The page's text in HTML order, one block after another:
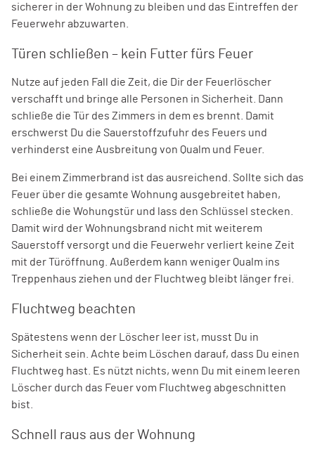
sicherer in der Wohnung zu bleiben und das Eintreffen der
Feuerwehr abzuwarten.
Türen schließen – kein Futter fürs Feuer
Nutze auf jeden Fall die Zeit, die Dir der Feuerlöscher
verschafft und bringe alle Personen in Sicherheit. Dann
schließe die Tür des Zimmers in dem es brennt. Damit
erschwerst Du die Sauerstoffzufuhr des Feuers und
verhinderst eine Ausbreitung von Qualm und Feuer.
Bei einem Zimmerbrand ist das ausreichend. Sollte sich das
Feuer über die gesamte Wohnung ausgebreitet haben,
schließe die Wohungstür und lass den Schlüssel stecken.
Damit wird der Wohnungsbrand nicht mit weiterem
Sauerstoff versorgt und die Feuerwehr verliert keine Zeit
mit der Türöffnung. Außerdem kann weniger Qualm ins
Treppenhaus ziehen und der Fluchtweg bleibt länger frei.
Fluchtweg beachten
Spätestens wenn der Löscher leer ist, musst Du in
Sicherheit sein. Achte beim Löschen darauf, dass Du einen
Fluchtweg hast. Es nützt nichts, wenn Du mit einem leeren
Löscher durch das Feuer vom Fluchtweg abgeschnitten
bist.
Schnell raus aus der Wohnung